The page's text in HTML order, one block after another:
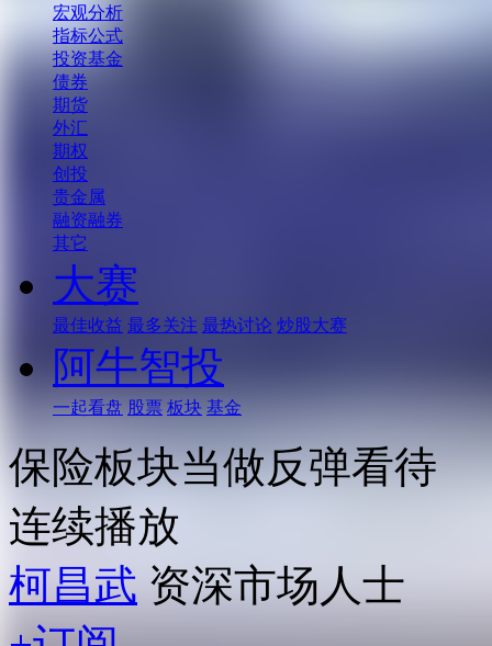
宏观分析
指标公式
投资基金
债券
期货
外汇
期权
创投
贵金属
融资融券
其它
大赛
最佳收益 最多关注 最热讨论 炒股大赛
阿牛智投
一起看盘 股票 板块 基金
保险板块当做反弹看待
连续播放
柯昌武 资深市场人士